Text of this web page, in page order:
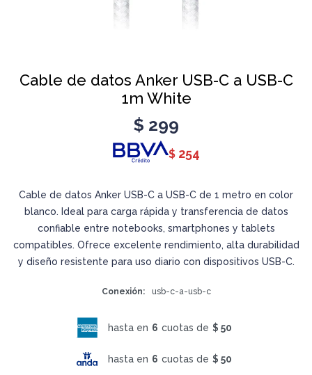
Cable de datos Anker USB-C a USB-C
1m White
$ 299
$ 254
Cable de datos Anker USB-C a USB-C de 1 metro en color
blanco. Ideal para carga rápida y transferencia de datos
confiable entre notebooks, smartphones y tablets
compatibles. Ofrece excelente rendimiento, alta durabilidad
y diseño resistente para uso diario con dispositivos USB-C.
Conexión usb-c-a-usb-c
hasta en 6 cuotas de $ 50
hasta en 6 cuotas de $ 50